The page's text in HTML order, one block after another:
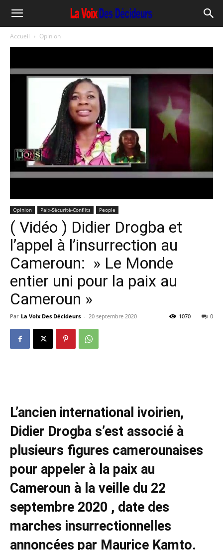
Accueil Opinion
Opinion Paix-Sécurité-Conflits People
( Vidéo ) Didier Drogba et
l’appel à l’insurrection au
Cameroun: » Le Monde
entier uni pour la paix au
Cameroun »
Par La Voix Des Décideurs - 20 septembre 2020 0
1070
L’ancien international ivoirien,
Didier Drogba s’est associé à
plusieurs figures camerounaises
pour appeler à la paix au
Cameroun à la veille du 22
septembre 2020 , date des
marches insurrectionnelles
annoncées par Maurice Kamto.